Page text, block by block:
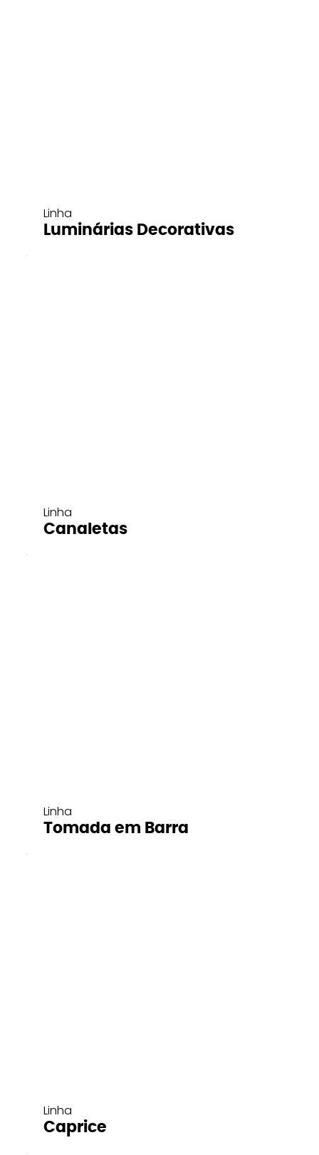
Linha
Luminárias Decorativas
Linha
Canaletas
Linha
Tomada em Barra
Linha
Caprice